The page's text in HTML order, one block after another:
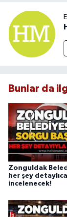
Bunlar da
Zonguldak
her şey detaylıca
incelenecek!